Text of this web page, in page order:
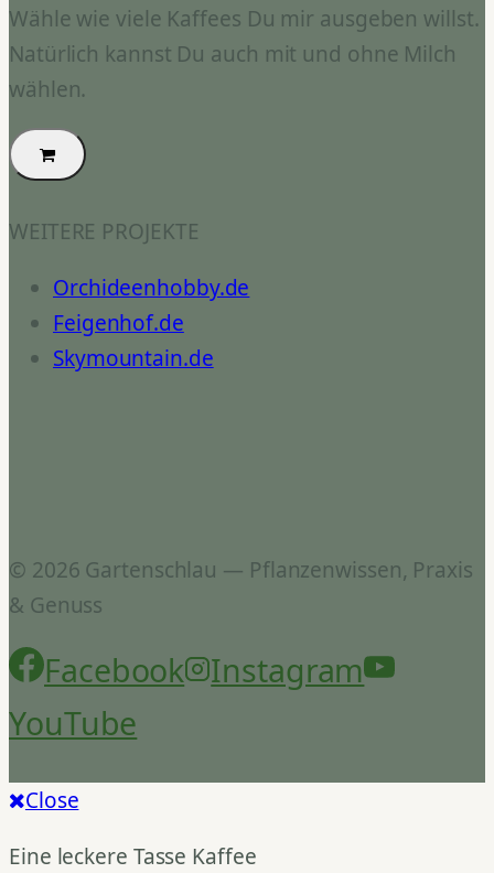
Wähle wie viele Kaffees Du mir ausgeben willst.
Natürlich kannst Du auch mit und ohne Milch
wählen.
WEITERE PROJEKTE
Orchideenhobby.de
Feigenhof.de
Skymountain.de
© 2026 Gartenschlau — Pflanzenwissen, Praxis
& Genuss
Facebook
Instagram
YouTube
Close
Eine leckere Tasse Kaffee